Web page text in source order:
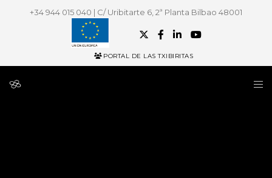
+34 944 015 040 | C/ Uribitarte 6, 2ª Planta Bilbao 48001
PORTAL DE LAS TXIBIRITAS